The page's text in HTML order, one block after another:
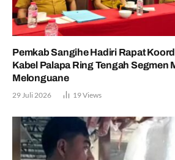
Pemkab Sangihe Hadiri Rapat
Kabel Palapa Ring Tengah Segmen
Melonguane
29 Juli 2026 19Views